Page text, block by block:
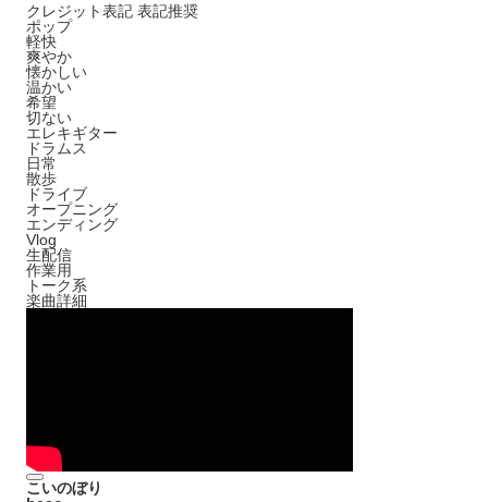
クレジット表記 表記推奨
ポップ
軽快
爽やか
懐かしい
温かい
希望
切ない
エレキギター
ドラムス
日常
散歩
ドライブ
オープニング
エンディング
Vlog
生配信
作業用
トーク系
楽曲詳細
こいのぼり